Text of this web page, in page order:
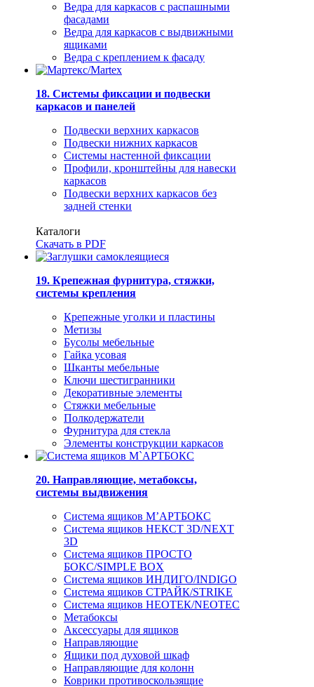
Ведра для каркасов с распашными
фасадами
Ведра для каркасов с выдвижными
ящиками
Ведра с креплением к фасаду
18. Системы фиксации и подвески
каркасов и панелей
Подвески верхних каркасов
Подвески нижних каркасов
Системы настенной фиксации
Профили, кронштейны для навески
каркасов
Подвески верхних каркасов без
задней стенки
Каталоги
Скачать в PDF
19. Крепежная фурнитура, стяжки,
системы крепления
Крепежные уголки и пластины
Метизы
Бусолы мебельные
Гайка усовая
Шканты мебельные
Ключи шестигранники
Декоративные элементы
Стяжки мебельные
Полкодержатели
Фурнитура для стекла
Элементы конструкции каркасов
20. Направляющие, метабоксы,
системы выдвижения
Система ящиков М’АРТБОКС
Система ящиков НЕКСТ 3D/NEXT
3D
Система ящиков ПРОСТО
БОКС/SIMPLE BOX
Система ящиков ИНДИГО/INDIGO
Система ящиков СТРАЙК/STRIKE
Система ящиков НЕОТЕК/NEOTEC
Метабоксы
Аксессуары для ящиков
Направляющие
Ящики под духовой шкаф
Направляющие для колонн
Коврики противоскользящие